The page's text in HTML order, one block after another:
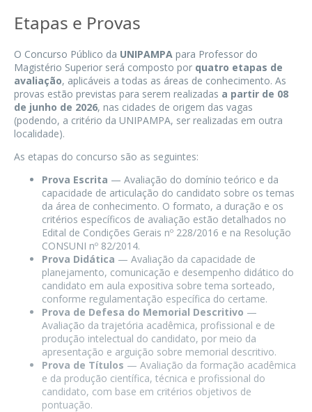
Etapas e Provas
O Concurso Público da UNIPAMPA para Professor do
Magistério Superior será composto por quatro etapas de
avaliação, aplicáveis a todas as áreas de conhecimento. As
provas estão previstas para serem realizadas a partir de 08
de junho de 2026, nas cidades de origem das vagas
(podendo, a critério da UNIPAMPA, ser realizadas em outra
localidade).
As etapas do concurso são as seguintes:
Prova Escrita — Avaliação do domínio teórico e da
capacidade de articulação do candidato sobre os temas
da área de conhecimento. O formato, a duração e os
critérios específicos de avaliação estão detalhados no
Edital de Condições Gerais nº 228/2016 e na Resolução
CONSUNI nº 82/2014.
Prova Didática — Avaliação da capacidade de
planejamento, comunicação e desempenho didático do
candidato em aula expositiva sobre tema sorteado,
conforme regulamentação específica do certame.
Prova de Defesa do Memorial Descritivo —
Avaliação da trajetória acadêmica, profissional e de
produção intelectual do candidato, por meio da
apresentação e arguição sobre memorial descritivo.
Prova de Títulos — Avaliação da formação acadêmica
e da produção científica, técnica e profissional do
candidato, com base em critérios objetivos de
pontuação.